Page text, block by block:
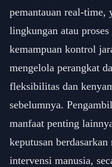
pemantauan real-time,
lingkungan atau
kemampuan kontrol
mengelola perangkat
fleksibilitas dan
sebelumnya.
manfaat penting
keputusan
intervensi manusia,